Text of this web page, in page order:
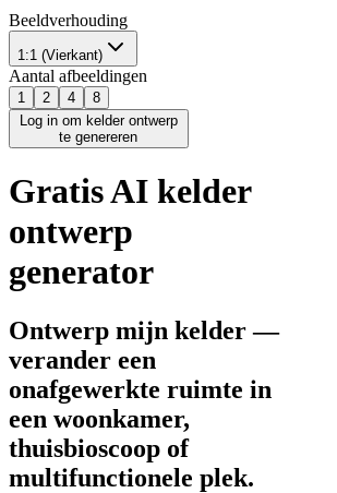
Beeldverhouding
1:1 (Vierkant)
Aantal afbeeldingen
1 2 4
8
Log in om kelder ontwerp
te genereren
Gratis AI kelder
ontwerp
generator
Ontwerp mijn kelder —
verander een
onafgewerkte ruimte in
een woonkamer,
thuisbioscoop of
multifunctionele plek.